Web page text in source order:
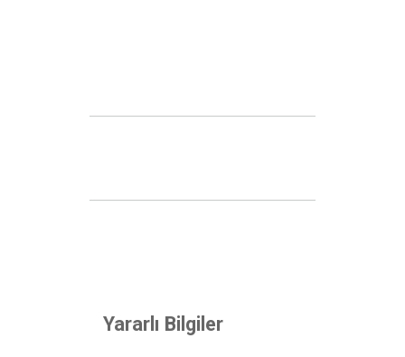
Yararlı Bilgiler